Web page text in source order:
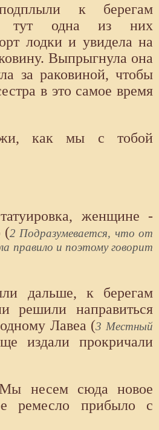
к берегам
тут одна из них
лодки и увидела на
Выпрыгнула она
за раковиной, чтобы
в это самое время
как мы с тобой
женщине -
(2 Подразумевается, что от
правило и поэтому говорит
дальше, к берегам
решили направиться
Лавеа (3 Местный
издали прокричали
несем сюда новое
ремесло прибыло с